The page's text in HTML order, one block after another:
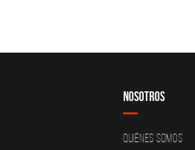
Nosotros
Quiénes Somos